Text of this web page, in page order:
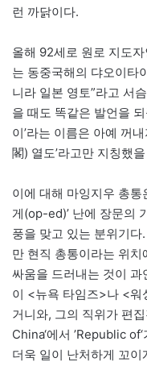
런 까닭이다.
올해 92세로 원로 지도
는 동중국해의 댜오이타
니라 일본 영토”라고 서
을 때도 똑같은 발언을
이’라는 이름은 아예 꺼
閣) 열도’라고만 지칭했
이에 대해 마잉지우 총통
게(op-ed)’ 난에 장문의
풍을 맞고 있는 분위기
만 현직 총통이라는 위
싸움을 드러내는 것이
이 <뉴욕 타임즈>나 <워
거니와, 그의 직위가 편
China‘에서 ’Republic
더욱 일이 난처하게 꼬이